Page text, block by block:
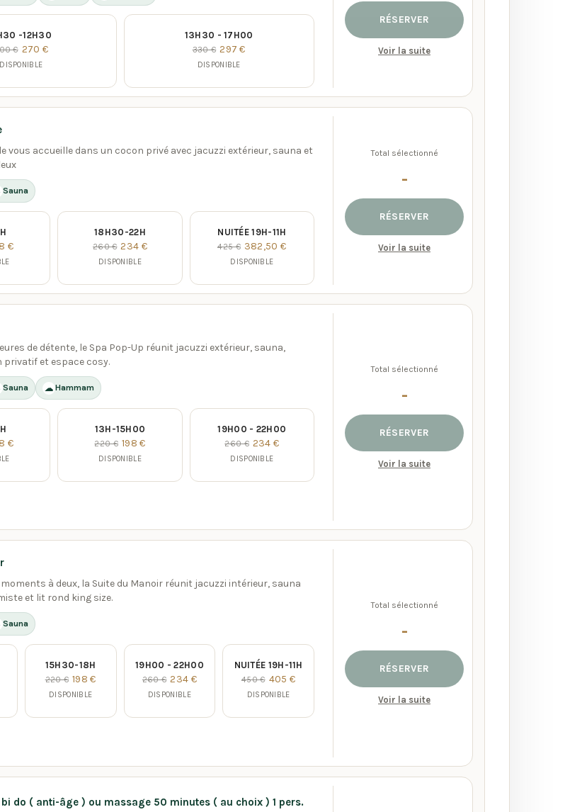
-12H30
€ 270 €
DISPONIBLE
13H30 - 17H00
330 € 297 €
DISPONIBLE
RÉSERVER
Voir la suite
vous accueille dans un cocon privé avec jacuzzi extérieur, sauna et
Sauna
€
18H30-22H
260 € 234 €
DISPONIBLE
NUITÉE 19H-11H
425 € 382,50 €
DISPONIBLE
Total sélectionné
-
RÉSERVER
Voir la suite
de détente, le Spa Pop-Up réunit jacuzzi extérieur, sauna,
privatif et espace cosy.
Sauna ☁ Hammam
€
13H-15H00
220 € 198 €
DISPONIBLE
19H00 - 22H00
260 € 234 €
DISPONIBLE
Total sélectionné
-
RÉSERVER
Voir la suite
à deux, la Suite du Manoir réunit jacuzzi intérieur, sauna
et lit rond king size.
Sauna
15H30-18H
220 € 198 €
DISPONIBLE
19H00 - 22H00
260 € 234 €
DISPONIBLE
NUITÉE 19H-11H
450 € 405 €
DISPONIBLE
Total sélectionné
-
RÉSERVER
Voir la suite
do ( anti-âge ) ou massage 50 minutes ( au choix ) 1 pers.